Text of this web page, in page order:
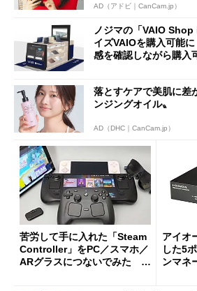
AD（アドビ｜CanCam.jp）
ノジマの「VAIO
イズVAIOを購入可能
感を確認しながら購入
落とすケアで美肌に差
ンジングオイル〟
AD（DHC｜CanCam.jp）
苦労して手に入れた「Steam
Controller」をPC／スマホ／
ARグラスにつないでみた ゲ
アイオ
した5
ンマネ